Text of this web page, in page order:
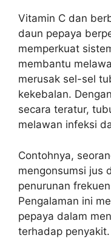
Vitamin C dan
daun pepaya
memperkuat
membantu
merusak sel-sel
kekebalan.
secara teratur,
melawan infeksi
Contohnya,
mengonsumsi jus
penurunan
Pengalaman ini
pepaya dalam
terhadap penyakit.